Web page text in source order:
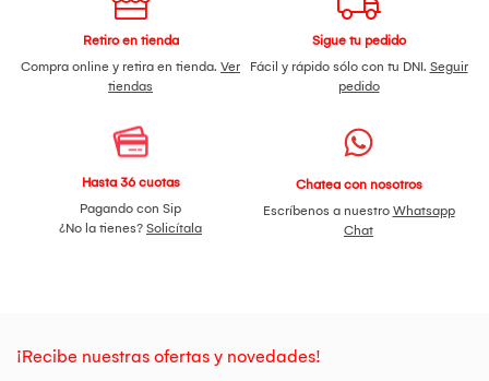
Retiro en tienda
Compra online y retira en tienda. Ver
tiendas
Sigue tu pedido
Fácil y rápido sólo con tu DNI. Seguir
pedido
Hasta 36 cuotas
Pagando con Sip
¿No la tienes? Solicítala
Chatea con nosotros
Escríbenos a nuestro Whatsapp
Chat
¡Recibe nuestras ofertas y novedades!